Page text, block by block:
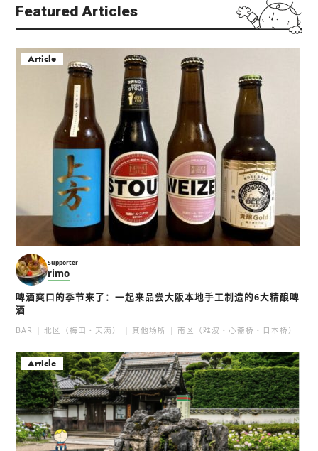
Featured Articles
Article
Supporter
rimo
啤酒爽口的季节来了：一起来品尝大阪本地手工制造的6大精酿啤
酒
BAR 北区（梅田・天满） 其他场所 南区（难波・心斋桥・日本桥）
Article